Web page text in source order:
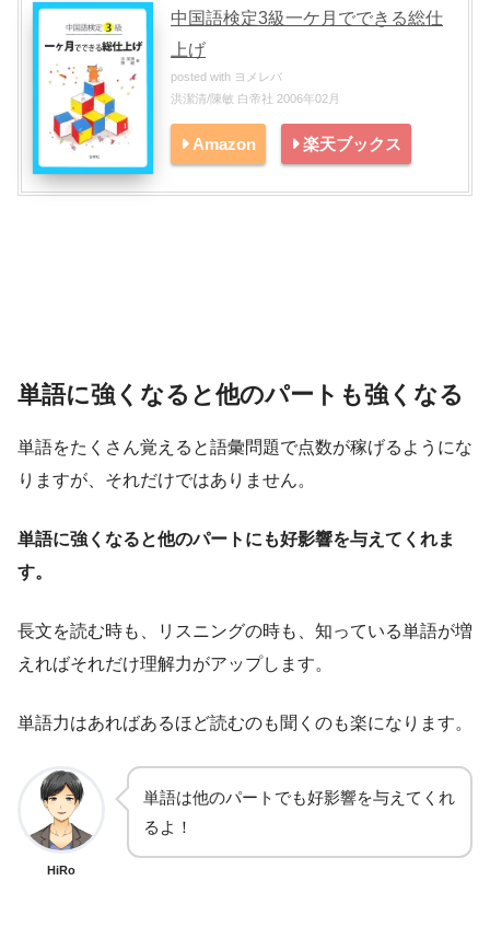
中国語検定3級一ケ月でできる総仕
上げ
posted with ヨメレバ
洪潔清/陳敏 白帝社 2006年02月
Amazon 楽天ブックス
単語に強くなると他のパートも強くなる
単語をたくさん覚えると語彙問題で点数が稼げるようにな
りますが、それだけではありません。
単語に強くなると他のパートにも好影響を与えてくれま
す。
長文を読む時も、リスニングの時も、知っている単語が増
えればそれだけ理解力がアップします。
単語力はあればあるほど読むのも聞くのも楽になります。
HiRo
単語は他のパートでも好影響を与えてくれ
るよ！